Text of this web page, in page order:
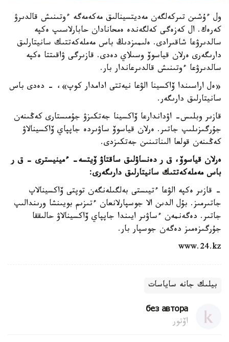
ول ءۇشىن تىركەلگەن مەديتسينالىق مەكەمەگە ءوتىنىش قالدىرۋ
كەرەك. ال كەزەگى كەلگەندە ەمحانادان حابارلاسىپ ەكپە
سالدىرۋعا شاقىرادى. ەلىمىزدىڭ باس مەملەكەتتىك سانيتارلىق
دارىگەرى ەرلان قياسوۆ وسىلاي دەدى. قازىرگى ۋاقىتتا ەكپە
سالدىرۋعا ءوتىنىش قالدىرعاندار بار.
«ەل اراسىندا ۆاكسينا الۋعا نيەتتى ادامدار كوپ»، - دەدى باس
سانيتارلىق دارىگەر.
قازىر وبلىس- اۋداندارعا ۆاكسينا جەتكىزۋ جۇمىستارى كەڭىنەن
جۇرگىزىلىپ جاتىر. ەرلان قياسوۆ ساۋىردە جاپپاي ۆاكسينالاۋ
كەڭىنەن قولعا الىناتىنىن جەتكىزدى.
ەرلان قياسوۆ، ق ر دەنساۋلىق ساقتاۋ ۆيتسە- ءمينيسترى – ق ر
باس مەملەكەتتىك سانيتارلىق دارىگەرى:
- قازىر ەكپە الۋعا ءتيىستى بەلگىلەنگەن توپتى ۆاكسينالاپ
جاتىرمىز. بۇل الدىن الا جوسپارلانعان ءتىزىم بويىنشا ورىندالىپ
جاتىر. دەگەنمەن ءساۋىر ايىندا جاپپاي ۆاكسينالاۋ حالىققا
جۇرگىزەمىز دەگەن جوسپار بار.
www.24.kz
بيلىك جانە ساياسات
без автора
اۆتور